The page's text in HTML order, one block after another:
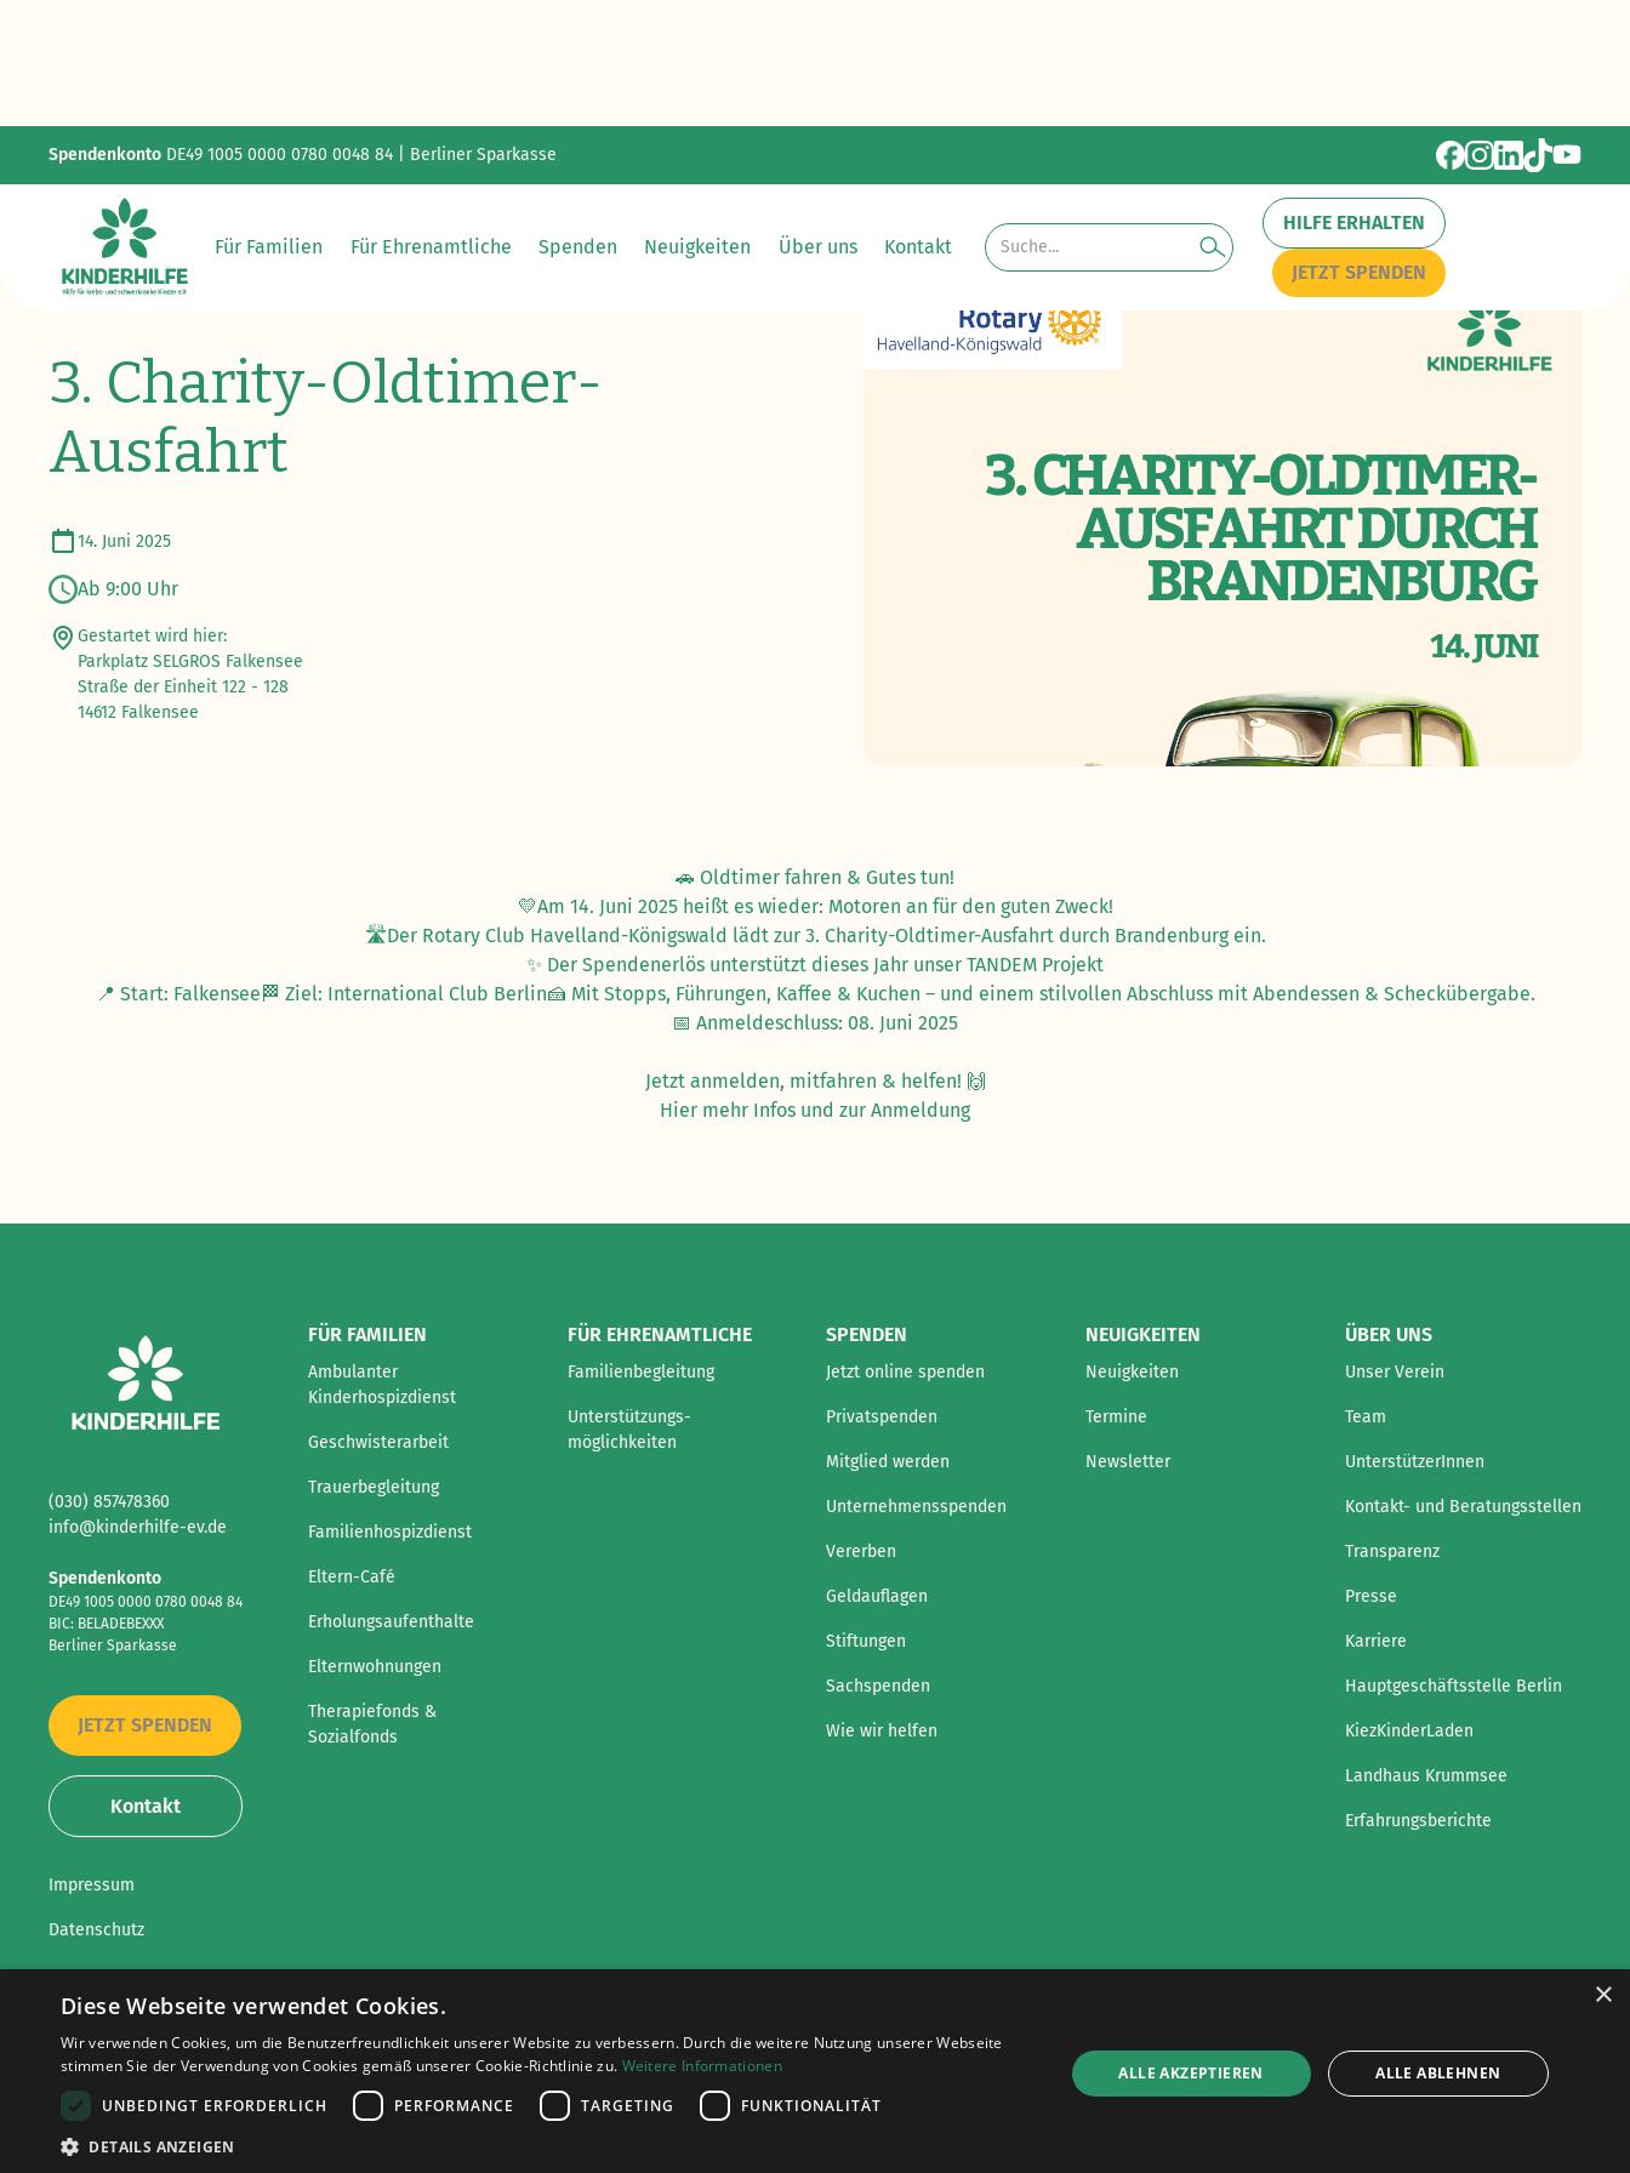
Spendenkonto DE49 1005 0000 0780 0048 84 | Berliner Sparkasse
Für Familien Für Ehrenamtliche Spenden Neuigkeiten Über uns Kontakt
HILFE ERHALTEN
JETZT SPENDEN
Alle Termine
3. Charity-Oldtimer-Ausfahrt
3. Charity-Oldtimer-
Ausfahrt
14. Juni 2025
Ab 9:00 Uhr
Gestartet wird hier:
Parkplatz SELGROS Falkensee
Straße der Einheit 122 - 128
14612 Falkensee
🚗 Oldtimer fahren & Gutes tun!
💛Am 14. Juni 2025 heißt es wieder: Motoren an für den guten Zweck!
🛣️Der Rotary Club Havelland-Königswald lädt zur 3. Charity-Oldtimer-Ausfahrt durch Brandenburg ein.
✨ Der Spendenerlös unterstützt dieses Jahr unser TANDEM Projekt
📍 Start: Falkensee🏁 Ziel: International Club Berlin🍰 Mit Stopps, Führungen, Kaffee & Kuchen – und einem stilvollen Abschluss mit Abendessen & Scheckübergabe.
📅 Anmeldeschluss: 08. Juni 2025
Jetzt anmelden, mitfahren & helfen! 🙌
Hier mehr Infos und zur Anmeldung
(030) 857478360
info@kinderhilfe-ev.de
Spendenkonto
DE49 1005 0000 0780 0048 84
BIC: BELADEBEXXX
Berliner Sparkasse
JETZT SPENDEN
Kontakt
FÜR FAMILIEN
Ambulanter
Kinderhospizdienst
Geschwisterarbeit
Trauerbegleitung
Familienhospizdienst
Eltern-Café
Erholungsaufenthalte
Elternwohnungen
Therapiefonds &
Sozialfonds
FÜR EHRENAMTLICHE
Familienbegleitung
Unterstützungs-
möglichkeiten
SPENDEN
Jetzt online spenden
Privatspenden
Mitglied werden
Unternehmensspenden
Vererben
Geldauflagen
Stiftungen
Sachspenden
Wie wir helfen
NEUIGKEITEN
Neuigkeiten
Termine
Newsletter
ÜBER UNS
Unser Verein
Team
UnterstützerInnen
Kontakt- und Beratungsstellen
Transparenz
Presse
Karriere
Hauptgeschäftsstelle Berlin
KiezKinderLaden
Landhaus Krummsee
Erfahrungsberichte
Impressum
Datenschutz
© 2026 Kinderhilfe Impressumg Datenschutz
×
Diese Webseite verwendet Cookies.
Wir verwenden Cookies, um die Benutzerfreundlichkeit unserer Website zu verbessern. Durch die weitere Nutzung unserer Webseite
stimmen Sie der Verwendung von Cookies gemäß unserer Cookie-Richtlinie zu. Weitere Informationen
UNBEDINGT ERFORDERLICH
PERFORMANCE TARGETING FUNKTIONALITÄT
DETAILS ANZEIGEN
ALLE AKZEPTIEREN ALLE ABLEHNEN